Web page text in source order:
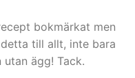
bokmärkat men
till allt, inte bara
ägg! Tack.